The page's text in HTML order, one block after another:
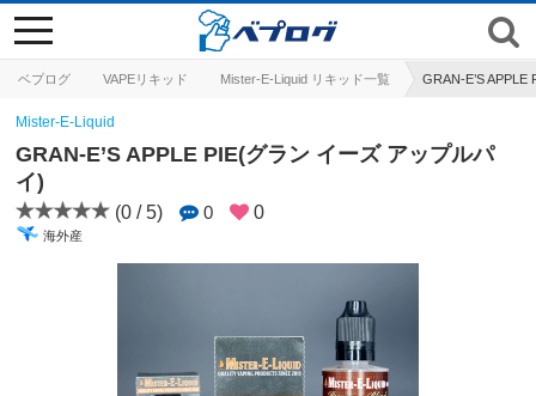
ベプログ VAPEリキッド Mister-E-Liquid リキッド一覧 GRAN-E’S
toggle
navigation
Mister-E-Liquid
GRAN-E’S APPLE PIE(グラン イーズ アップルパ
イ)
(0 / 5) 0 0
海外産